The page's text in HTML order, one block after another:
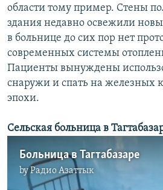
области тому пример. Стены
здания недавно освежили
в больнице до сих пор нет
современных системы
Пациенты вынуждены
снаружи и спать на железных
эпохи.
Сельская больница в
Больница в Тагтабазаре
byРадио Азаттык